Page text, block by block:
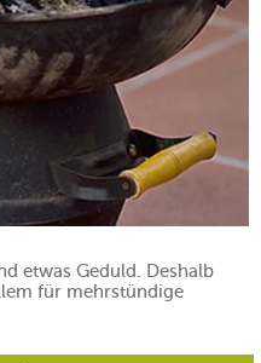
etwas Geduld. Deshalb
für mehrstündige